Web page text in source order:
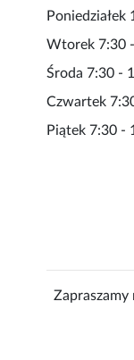
Wtorek 7:30
Środa 7:30 -
Czwartek
Piątek 7:30 -
Zapraszamy